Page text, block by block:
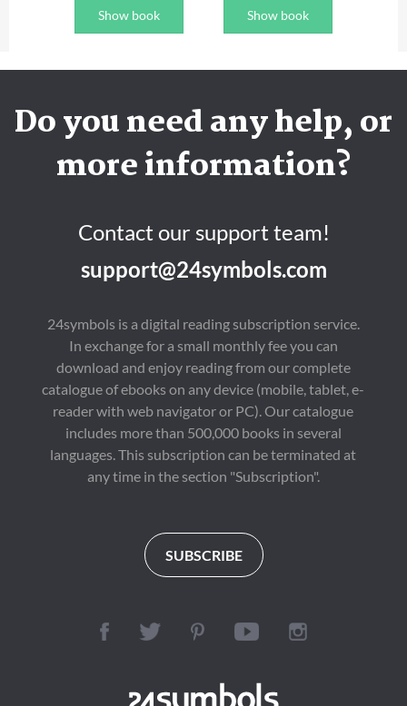
大學的兼職教授與導
師。
生倾注心血，撰写了四
篇短文，初名《戒子
文字，字里行间透露着
着他对人生真谛的独到
见解。它们不仅是对子
世人的宝贵启示。
后来，有识之士深感此
望改变命运、追求心灵
作，以其深邃的思想内
它教会我们如何以积极
的心态面对生活中的挑
战与困境，如何在逆境
中寻找机遇，在顺境中
保持谦逊，最终实现命
运的自我超越与心灵的
真正自由。
《〈了凡四训〉原文解
读》将带你走进袁了凡
在品味中领悟，在领悟
丽转身。
http://www.youtube.c
om/channel/UC2yhCU
Rng4uUj_phEqZwKig/
艱苦奮鬥的道路。
作者從幾個方面真切地
了魯迅先生早年的讀書
軍閥的黑暗統治，以及
如何通過現實的階級鬥
興的無產者才有將
來"。同時也談到了魯
共同嚮往蘇聯的熾熱心
情等。通過這些敘述，
這位"五四"以後，我國
文化新軍的最偉大和最
Author Biography：
許廣平，筆名景宋，廣
東番禺人。1917年就
讀天津直隸第一女子師
範學校預科，擔任天津
愛國同志會會刊《醒世
來領導下參加了"五四
運動"。1923年考入北
京女子高等師範學校國
文系。1949年後歷任
委、全國婦聯副主席、
民主促進會副主席、全
國文聯主席團委員等職
務。著有《魯迅回憶
後，編輯整理魯迅作
品，出版了《夜記》
Show book
屡败屡战，直至最终入
主白宫。他的一生成为
典范。
之作，也是他一生中撰
写的一部传记，是公认
的版本。卡耐基以其感
人至深的笔触，生动再
怀仁慈之心的林肯形
象。
戴尔·卡耐基，美国现
基人，被誉为20世纪
最伟大的心灵导师和成
功学大师。
赵志卓，英国利物浦大
学（University of
Liverpool）语言学硕
士。曾任职于人民文学
出版社外国文学编辑
部；高文斐，长期从事
文学翻译工作，外文照
排中心专业翻译。
Show book
Do you need any help, or
more information?
Contact our support team!
support@24symbols.com
24symbols is a digital reading subscription service.
In exchange for a small monthly fee you can
download and enjoy reading from our complete
catalogue of ebooks on any device (mobile, tablet, e-
reader with web navigator or PC). Our catalogue
includes more than 500,000 books in several
languages. This subscription can be terminated at
any time in the section "Subscription".
SUBSCRIBE